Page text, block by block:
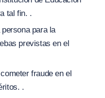
tal fin. .
para la
previstas en el
fraude en el
.